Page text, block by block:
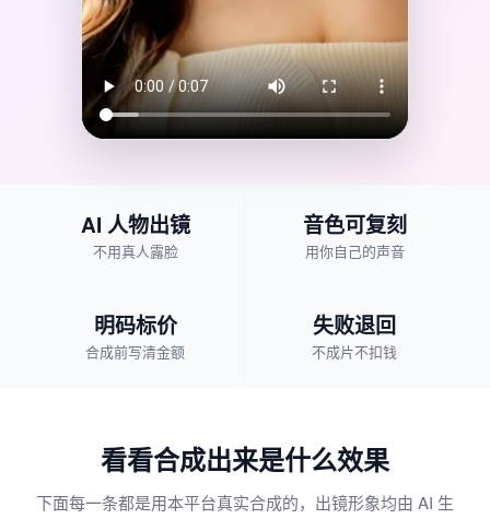
AI 人物出镜
不用真人露脸
音色可复刻
用你自己的声音
明码标价
合成前写清金额
失败退回
不成片不扣钱
看看合成出来是什么效果
下面每一条都是用本平台真实合成的，出镜形象均由 AI 生